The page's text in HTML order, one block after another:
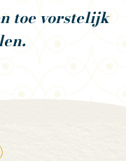
toe vorstelijk